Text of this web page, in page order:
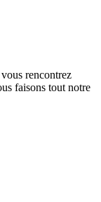
rencontrez
faisons tout notre